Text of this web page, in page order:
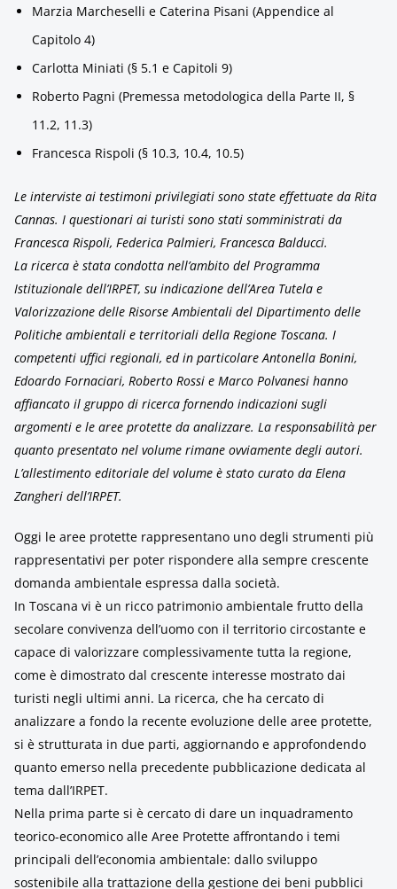
Marzia Marcheselli e Caterina Pisani (Appendice al
Capitolo 4)
Carlotta Miniati (§ 5.1 e Capitoli 9)
Roberto Pagni (Premessa metodologica della Parte II, §
11.2, 11.3)
Francesca Rispoli (§ 10.3, 10.4, 10.5)
Le interviste ai testimoni privilegiati sono state effettuate da Rita
Cannas. I questionari ai turisti sono stati somministrati da
Francesca Rispoli, Federica Palmieri, Francesca Balducci.
La ricerca è stata condotta nell’ambito del Programma
Istituzionale dell’IRPET, su indicazione dell’Area Tutela e
Valorizzazione delle Risorse Ambientali del Dipartimento delle
Politiche ambientali e territoriali della Regione Toscana. I
competenti uffici regionali, ed in particolare Antonella Bonini,
Edoardo Fornaciari, Roberto Rossi e Marco Polvanesi hanno
affiancato il gruppo di ricerca fornendo indicazioni sugli
argomenti e le aree protette da analizzare. La responsabilità per
quanto presentato nel volume rimane ovviamente degli autori.
L’allestimento editoriale del volume è stato curato da Elena
Zangheri dell’IRPET.
Oggi le aree protette rappresentano uno degli strumenti più
rappresentativi per poter rispondere alla sempre crescente
domanda ambientale espressa dalla società.
In Toscana vi è un ricco patrimonio ambientale frutto della
secolare convivenza dell’uomo con il territorio circostante e
capace di valorizzare complessivamente tutta la regione,
come è dimostrato dal crescente interesse mostrato dai
turisti negli ultimi anni. La ricerca, che ha cercato di
analizzare a fondo la recente evoluzione delle aree protette,
si è strutturata in due parti, aggiornando e approfondendo
quanto emerso nella precedente pubblicazione dedicata al
tema dall’IRPET.
Nella prima parte si è cercato di dare un inquadramento
teorico-economico alle Aree Protette affrontando i temi
principali dell’economia ambientale: dallo sviluppo
sostenibile alla trattazione della gestione dei beni pubblici